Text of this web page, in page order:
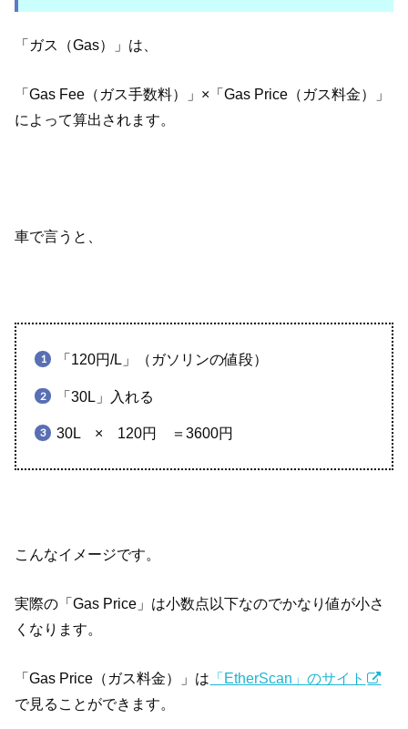
「ガス（Gas）」は、
「Gas Fee（ガス手数料）」×「Gas Price（ガス料金）」
によって算出されます。
車で言うと、
「120円/L」（ガソリンの値段）
「30L」入れる
30L × 120円 ＝3600円
こんなイメージです。
実際の「Gas Price」は小数点以下なのでかなり値が小さ
くなります。
「Gas Price（ガス料金）」は 「EtherScan」のサイト
で見ることができます。